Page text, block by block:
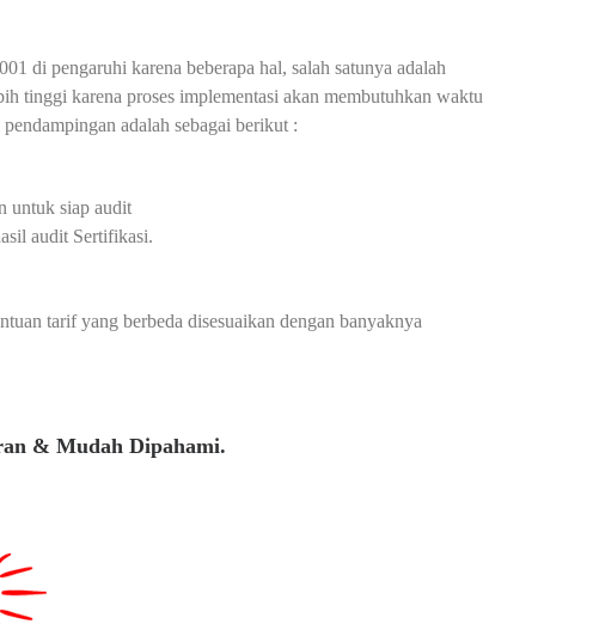
di pengaruhi karena beberapa hal, salah satunya adalah
tinggi karena proses implementasi akan membutuhkan waktu
adalah sebagai berikut :
untuk siap audit
audit Sertifikasi.
tarif yang berbeda disesuaikan dengan banyaknya
& Mudah Dipahami.